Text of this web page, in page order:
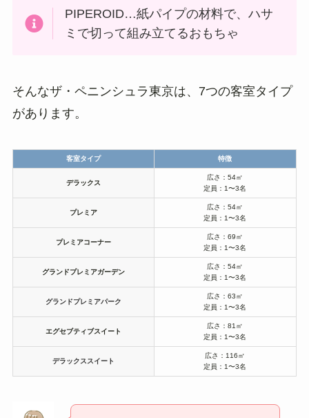
PIPEROID…紙パイプの材料で、ハサ
ミで切って組み立てるおもちゃ
そんなザ・ペニンシュラ東京は、7つの客室タイプ
があります。
客室タイプ 特徴
デラックス
広さ：54㎡
定員：1〜3名
プレミア
広さ：54㎡
定員：1〜3名
プレミアコーナー
広さ：69㎡
定員：1〜3名
グランドプレミアガーデン
広さ：54㎡
定員：1〜3名
グランドプレミアパーク
広さ：63㎡
定員：1〜3名
エグセブティブスイート
広さ：81㎡
定員：1〜3名
デラックススイート
広さ：116㎡
定員：1〜3名